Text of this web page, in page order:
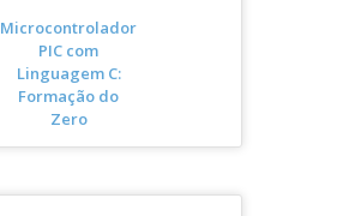
Microcontrolador
PIC com
Linguagem C:
Formação do
Zero